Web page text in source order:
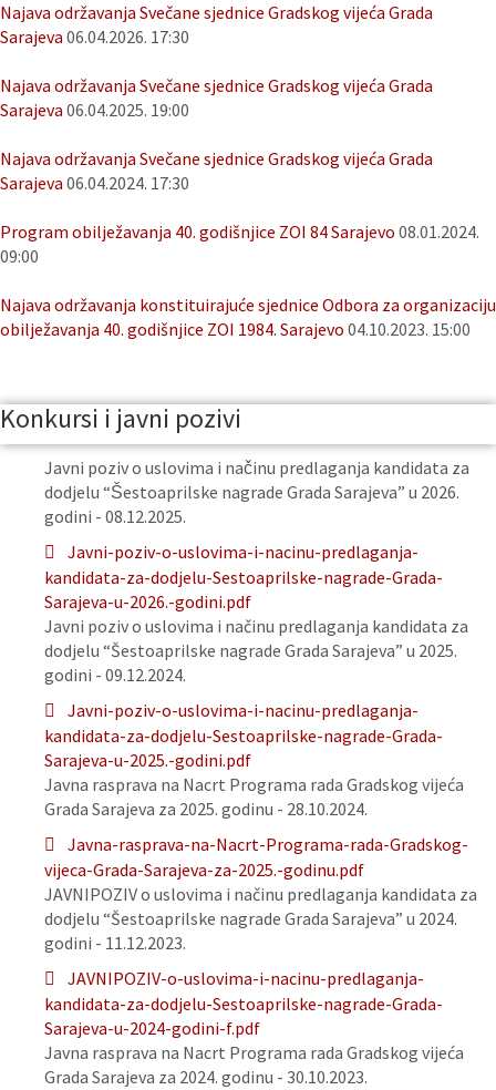
Najava održavanja Svečane sjednice Gradskog vijeća Grada
Sarajeva 06.04.2026. 17:30
Najava održavanja Svečane sjednice Gradskog vijeća Grada
Sarajeva 06.04.2025. 19:00
Najava održavanja Svečane sjednice Gradskog vijeća Grada
Sarajeva 06.04.2024. 17:30
Program obilježavanja 40. godišnjice ZOI 84 Sarajevo 08.01.2024.
09:00
Najava održavanja konstituirajuće sjednice Odbora za organizaciju
obilježavanja 40. godišnjice ZOI 1984. Sarajevo 04.10.2023. 15:00
Konkursi i javni pozivi
Javni poziv o uslovima i načinu predlaganja kandidata za
dodjelu “Šestoaprilske nagrade Grada Sarajeva” u 2026.
godini - 08.12.2025.
Javni-poziv-o-uslovima-i-nacinu-predlaganja-
kandidata-za-dodjelu-Sestoaprilske-nagrade-Grada-
Sarajeva-u-2026.-godini.pdf
Javni poziv o uslovima i načinu predlaganja kandidata za
dodjelu “Šestoaprilske nagrade Grada Sarajeva” u 2025.
godini - 09.12.2024.
Javni-poziv-o-uslovima-i-nacinu-predlaganja-
kandidata-za-dodjelu-Sestoaprilske-nagrade-Grada-
Sarajeva-u-2025.-godini.pdf
Javna rasprava na Nacrt Programa rada Gradskog vijeća
Grada Sarajeva za 2025. godinu - 28.10.2024.
Javna-rasprava-na-Nacrt-Programa-rada-Gradskog-
vijeca-Grada-Sarajeva-za-2025.-godinu.pdf
JAVNIPOZIV o uslovima i načinu predlaganja kandidata za
dodjelu “Šestoaprilske nagrade Grada Sarajeva” u 2024.
godini - 11.12.2023.
JAVNIPOZIV-o-uslovima-i-nacinu-predlaganja-
kandidata-za-dodjelu-Sestoaprilske-nagrade-Grada-
Sarajeva-u-2024-godini-f.pdf
Javna rasprava na Nacrt Programa rada Gradskog vijeća
Grada Sarajeva za 2024. godinu - 30.10.2023.